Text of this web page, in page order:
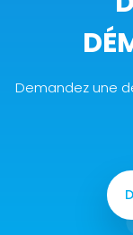
Demandez une